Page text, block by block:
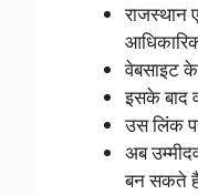
राजस्थान
वेबसाइट
इसके बाद
उस लिंक
अब
बन सकते